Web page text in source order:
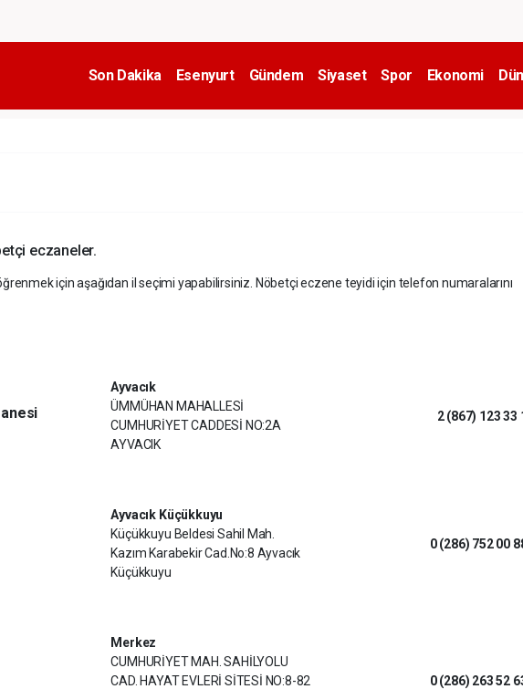
Son Dakika Esenyurt Gündem Siyaset Spor Ekonomi
eczaneler.
için aşağıdan il seçimi yapabilirsiniz. Nöbetçi eczene teyidi için telefon numaralarını
Ayvacık
ÜMMÜHAN MAHALLESİ
CUMHURİYET CADDESİ NO:2A
AYVACIK
2 (867) 123 33
Ayvacık Küçükkuyu
Küçükkuyu Beldesi Sahil Mah.
Kazım Karabekir Cad.No:8 Ayvacık
Küçükkuyu
0 (286) 752 00
Merkez
CUMHURİYET MAH. SAHİLYOLU
CAD. HAYAT EVLERİ SİTESİ NO:8-82
0 (286) 263 52